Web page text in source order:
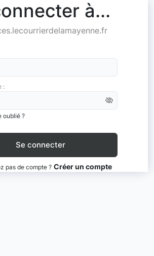
à...
:
oublié ?
pas de compte ? Créer un compte